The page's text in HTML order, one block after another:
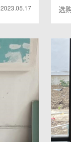
2023.05.17 选